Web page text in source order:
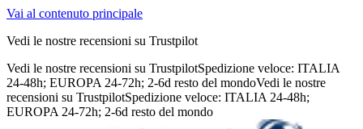
Vai al contenuto principale
Vedi le nostre recensioni su Trustpilot
Vedi le nostre recensioni su TrustpilotSpedizione veloce: ITALIA
24-48h; EUROPA 24-72h; 2-6d resto del mondoVedi le nostre
recensioni su TrustpilotSpedizione veloce: ITALIA 24-48h;
EUROPA 24-72h; 2-6d resto del mondo